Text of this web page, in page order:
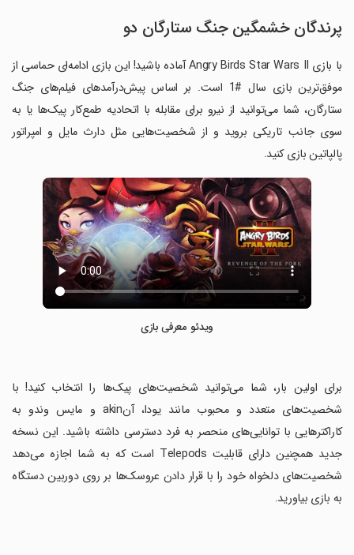
پرندگان خشمگین جنگ ستارگان دو
با بازی Angry Birds Star Wars II آماده باشید! این بازی ادامه‌ای حماسی از
موفق‌ترین بازی سال #1 است. بر اساس پیش‌درآمدهای فیلم‌های جنگ
ستارگان، شما می‌توانید از نیرو برای مقابله با اتحادیه طمع‌کار پیک‌ها یا به
سوی جانب تاریکی بروید و از شخصیت‌هایی مثل دارث مایل و امپراتور
پالپاتین بازی کنید.
ویدئو معرفی بازی
‏برای اولین بار، شما می‌توانید شخصیت‌های پیک‌ها را انتخاب کنید! با
شخصیت‌های متعدد و محبوب مانند یودا، آنakin و مایس وندو به
کاراکترهایی با توانایی‌های منحصر به فرد دسترسی داشته باشید. این نسخه
جدید همچنین دارای قابلیت Telepods است که به شما اجازه می‌دهد
شخصیت‌های دلخواه خود را با قرار دادن عروسک‌ها بر روی دوربین دستگاه
به بازی بیاورید.